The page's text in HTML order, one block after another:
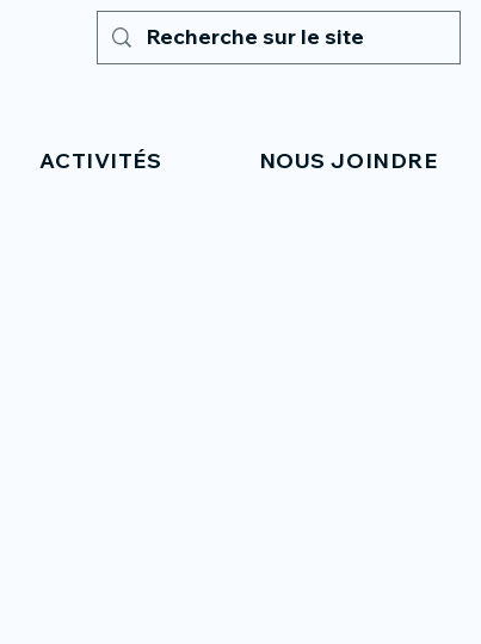
ACTIVITÉS NOUS JOINDRE